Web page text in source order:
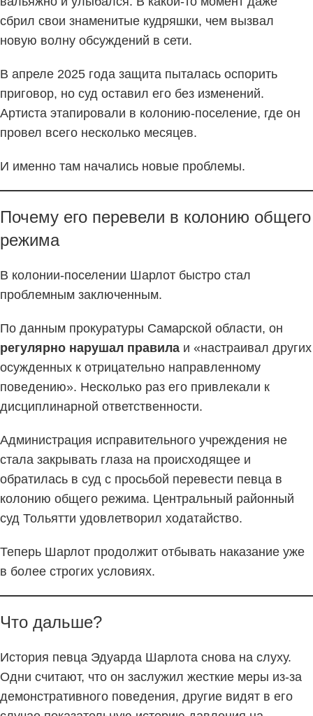
сбрил свои знаменитые кудряшки, чем вызвал
новую волну обсуждений в сети.
В апреле 2025 года защита пыталась оспорить
приговор, но суд оставил его без изменений.
Артиста этапировали в колонию-поселение, где он
провел всего несколько месяцев.
И именно там начались новые проблемы.
Почему его перевели в колонию общего
режима
В колонии-поселении Шарлот быстро стал
проблемным заключенным.
По данным прокуратуры Самарской области, он
регулярно нарушал правила и «настраивал других
осужденных к отрицательно направленному
поведению». Несколько раз его привлекали к
дисциплинарной ответственности.
Администрация исправительного учреждения не
стала закрывать глаза на происходящее и
обратилась в суд с просьбой перевести певца в
колонию общего режима. Центральный районный
суд Тольятти удовлетворил ходатайство.
Теперь Шарлот продолжит отбывать наказание уже
в более строгих условиях.
Что дальше?
История певца Эдуарда Шарлота снова на слуху.
Одни считают, что он заслужил жесткие меры из-за
демонстративного поведения, другие видят в его